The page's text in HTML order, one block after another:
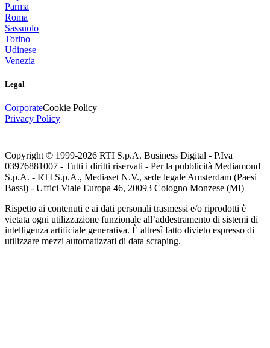
Parma
Roma
Sassuolo
Torino
Udinese
Venezia
Legal
CorporateCookie Policy
Privacy Policy
Copyright © 1999-2026 RTI S.p.A. Business Digital - P.Iva
03976881007 - Tutti i diritti riservati - Per la pubblicità Mediamond
S.p.A. - RTI S.p.A., Mediaset N.V., sede legale Amsterdam (Paesi
Bassi) - Uffici Viale Europa 46, 20093 Cologno Monzese (MI)
Rispetto ai contenuti e ai dati personali trasmessi e/o riprodotti è
vietata ogni utilizzazione funzionale all’addestramento di sistemi di
intelligenza artificiale generativa. È altresì fatto divieto espresso di
utilizzare mezzi automatizzati di data scraping.